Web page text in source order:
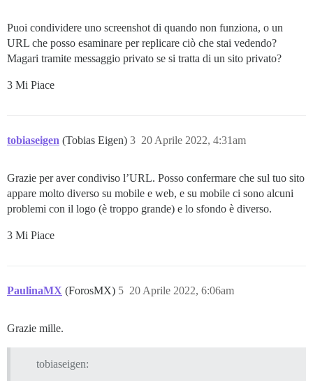
Puoi condividere uno screenshot di quando non funziona, o un
URL che posso esaminare per replicare ciò che stai vedendo?
Magari tramite messaggio privato se si tratta di un sito privato?
3 Mi Piace
tobiaseigen (Tobias Eigen) 20 Aprile 2022, 4:31am
3
Grazie per aver condiviso l’URL. Posso confermare che sul tuo sito
appare molto diverso su mobile e web, e su mobile ci sono alcuni
problemi con il logo (è troppo grande) e lo sfondo è diverso.
3 Mi Piace
PaulinaMX (ForosMX) 20 Aprile 2022, 6:06am
5
Grazie mille.
tobiaseigen: